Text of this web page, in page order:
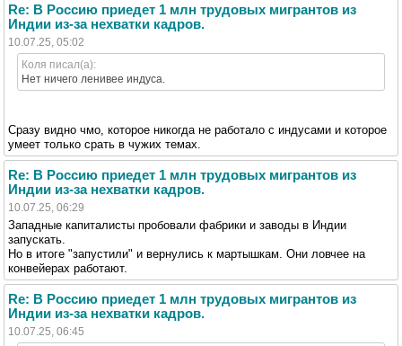
Re: В Россию приедет 1 млн трудовых мигрантов из
Индии из-за нехватки кадров.
10.07.25, 05:02
Коля писал(а):
Нет ничего ленивее индуса.
Сразу видно чмо, которое никогда не работало с индусами и которое
умеет только срать в чужих темах.
Re: В Россию приедет 1 млн трудовых мигрантов из
Индии из-за нехватки кадров.
10.07.25, 06:29
Западные капиталисты пробовали фабрики и заводы в Индии
запускать.
Но в итоге "запустили" и вернулись к мартышкам. Они ловчее на
конвейерах работают.
Re: В Россию приедет 1 млн трудовых мигрантов из
Индии из-за нехватки кадров.
10.07.25, 06:45